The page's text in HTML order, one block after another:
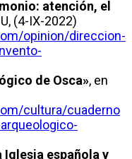
atención, el
(4-IX-2022)
opinion/direccion-
de Osca», en
cultura/cuaderno
española y